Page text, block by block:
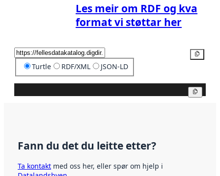
Les meir om RDF og kva
format vi støttar her
Turtle RDF/XML JSON-LD
Fann du det du leitte etter?
Ta kontakt med oss her, eller spør om hjelp i